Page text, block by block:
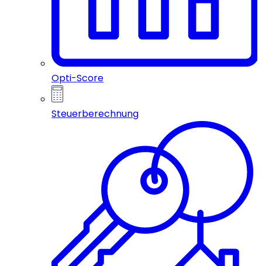
Opti-Score
Steuerberechnung